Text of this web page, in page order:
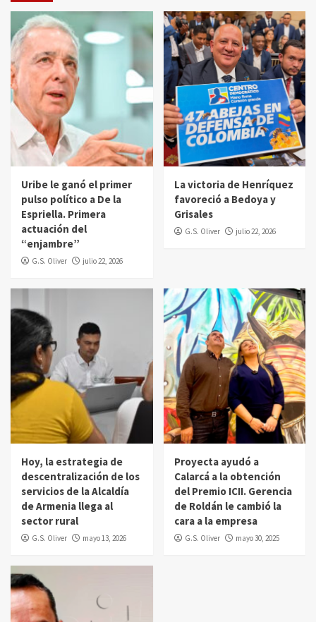
Uribe le ganó el primer
pulso político a De la
Espriella. Primera
actuación del
“enjambre”
G.S. Oliver julio 22, 2026
La victoria de Henríquez
favoreció a Bedoya y
Grisales
G.S. Oliver julio 22, 2026
Hoy, la estrategia de
descentralización de los
servicios de la Alcaldía
de Armenia llega al
sector rural
G.S. Oliver mayo 13, 2026
Proyecta ayudó a
Calarcá a la obtención
del Premio ICII. Gerencia
de Roldán le cambió la
cara a la empresa
G.S. Oliver mayo 30, 2025